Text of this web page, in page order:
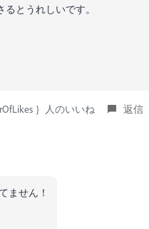
とうれしいです。
｝人のいいね 返信
ません！